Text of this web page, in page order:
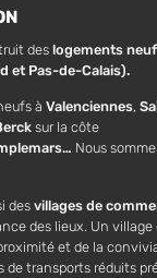
des logements
et Pas-de-Calais).
à Valenciennes,
sur la côte
Nous
des villages de
des lieux. Un
et de la
de transports réduits